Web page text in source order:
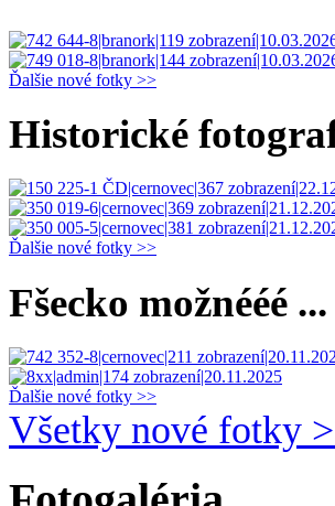
Ďalšie nové fotky >>
Historické
Ďalšie nové fotky >>
Fšecko možnééé ...
Ďalšie nové fotky >>
Všetky nové fotky